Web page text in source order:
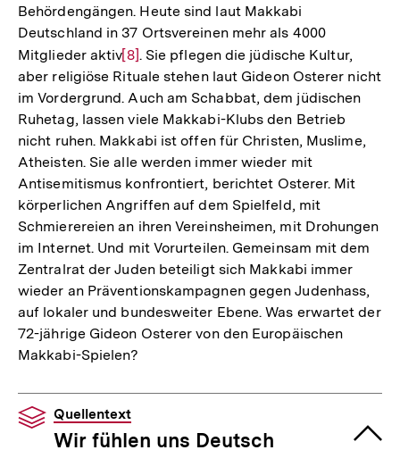
Behördengängen. Heute sind laut Makkabi
Deutschland in 37 Ortsvereinen mehr als 4000
Mitglieder aktivZur
Auflösung
der
Fußnote
[8]. Sie pflegen die jüdische Kultur,
aber religiöse Rituale stehen laut Gideon Osterer nicht
im Vordergrund. Auch am Schabbat, dem jüdischen
Ruhetag, lassen viele Makkabi-Klubs den Betrieb
nicht ruhen. Makkabi ist offen für Christen, Muslime,
Atheisten. Sie alle werden immer wieder mit
Antisemitismus konfrontiert, berichtet Osterer. Mit
körperlichen Angriffen auf dem Spielfeld, mit
Schmierereien an ihren Vereinsheimen, mit Drohungen
im Internet. Und mit Vorurteilen. Gemeinsam mit dem
Zentralrat der Juden beteiligt sich Makkabi immer
wieder an Präventionskampagnen gegen Judenhass,
auf lokaler und bundesweiter Ebene. Was erwartet der
72-jährige Gideon Osterer von den Europäischen
Makkabi-Spielen?
Quellentext
Wir fühlen uns Deutsch